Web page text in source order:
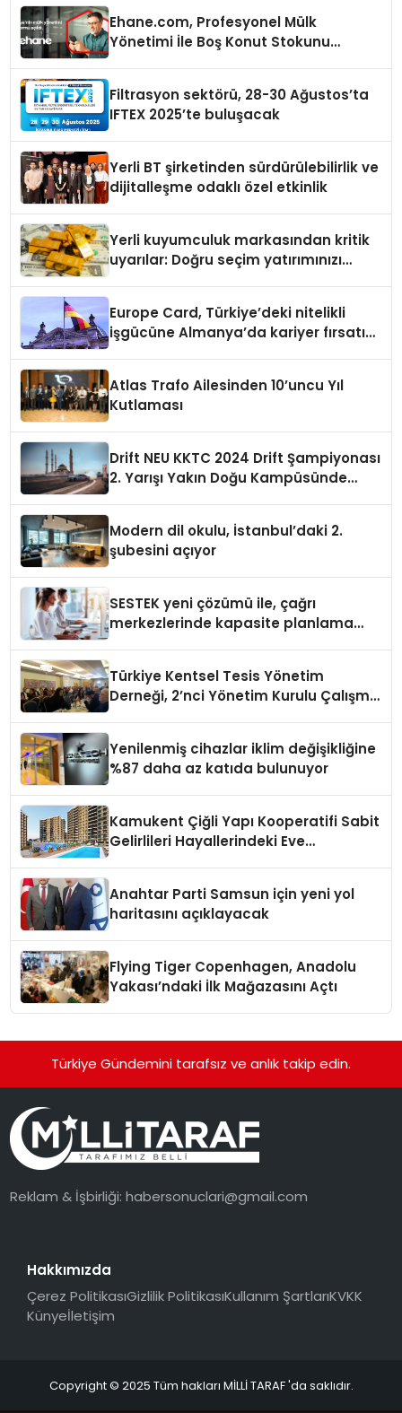
Ehane.com, Profesyonel Mülk
Yönetimi İle Boş Konut Stokunu
Filtrasyon sektörü, 28-30 Ağustos’ta
IFTEX 2025’te buluşacak
Yerli BT şirketinden sürdürülebilirlik ve
dijitalleşme odaklı özel etkinlik
Yerli kuyumculuk markasından kritik
uyarılar: Doğru seçim yatırımınızı
Europe Card, Türkiye’deki nitelikli
işgücüne Almanya’da kariyer fırsatı
Atlas Trafo Ailesinden 10’uncu Yıl
Kutlaması
Drift NEU KKTC 2024 Drift Şampiyonası
2. Yarışı Yakın Doğu Kampüsünde
Modern dil okulu, İstanbul’daki 2.
şubesini açıyor
SESTEK yeni çözümü ile, çağrı
merkezlerinde kapasite planlama
Türkiye Kentsel Tesis Yönetim
Derneği, 2’nci Yönetim Kurulu Çalışma
Yenilenmiş cihazlar iklim değişikliğine
%87 daha az katıda bulunuyor
Kamukent Çiğli Yapı Kooperatifi Sabit
Gelirlileri Hayallerindeki Eve
Anahtar Parti Samsun için yeni yol
haritasını açıklayacak
Flying Tiger Copenhagen, Anadolu
Yakası’ndaki İlk Mağazasını Açtı
Türkiye Gündemini tarafsız ve anlık takip edin.
Reklam & İşbirliği:habersonuclari@gmail.com
Hakkımızda
Çerez PolitikasıGizlilik PolitikasıKullanım ŞartlarıKVKK
Künyeİletişim
Copyright © 2025 Tüm hakları MİLLİ TARAF 'da saklıdır.